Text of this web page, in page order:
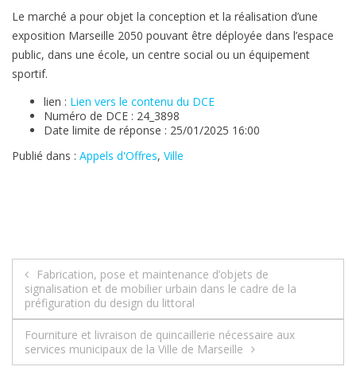
Le marché a pour objet la conception et la réalisation d’une
exposition Marseille 2050 pouvant être déployée dans l’espace
public, dans une école, un centre social ou un équipement
sportif.
lien : Lien vers le contenu du DCE
Numéro de DCE : 24_3898
Date limite de réponse : 25/01/2025 16:00
Publié dans : Appels d'Offres, Ville
Navigation
de
l’article
Fabrication, pose et maintenance d’objets de
signalisation et de mobilier urbain dans le cadre de la
préfiguration du design du littoral
Fourniture et livraison de quincaillerie nécessaire aux
services municipaux de la Ville de Marseille